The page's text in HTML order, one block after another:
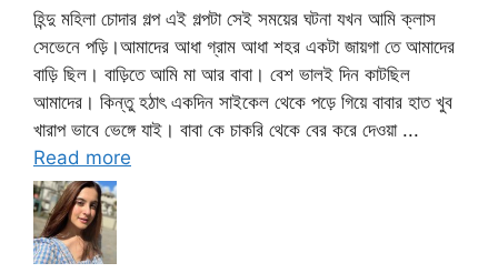
হিন্দু মহিলা চোদার গল্প এই গল্পটা সেই সময়ের ঘটনা যখন আমি ক্লাস
সেভেনে পড়ি।আমাদের আধা গ্রাম আধা শহর একটা জায়গা তে আমাদের
বাড়ি ছিল। বাড়িতে আমি মা আর বাবা। বেশ ভালই দিন কাটছিল
আমাদের। কিন্তু হঠাৎ একদিন সাইকেল থেকে পড়ে গিয়ে বাবার হাত খুব
খারাপ ভাবে ভেঙ্গে যাই। বাবা কে চাকরি থেকে বের করে দেওয়া ...
Read more